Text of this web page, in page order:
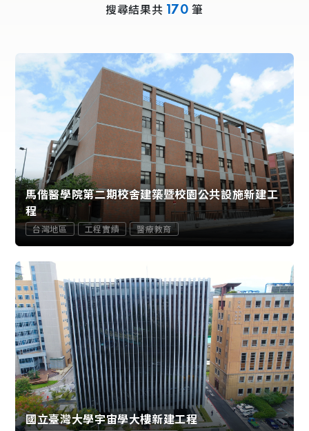
搜尋結果共 170 筆
馬偕醫學院第二期校舍建築暨校園公共設施新建工
程
台灣地區 工程實績 醫療教育
國立臺灣大學宇宙學大樓新建工程